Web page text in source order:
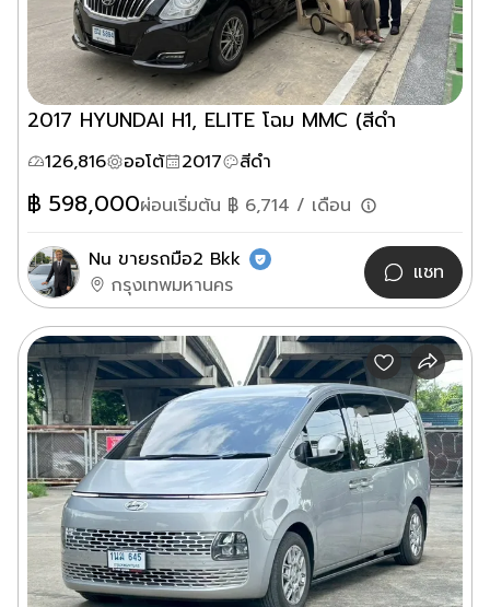
2017 HYUNDAI H1, ELITE โฉม MMC (สีดำ
126,816 ออโต้ 2017 สีดำ
฿ 598,000ผ่อนเริ่มต้น ฿ 6,714 / เดือน
Nu ขายรถมือ2 Bkk
กรุงเทพมหานคร
แชท